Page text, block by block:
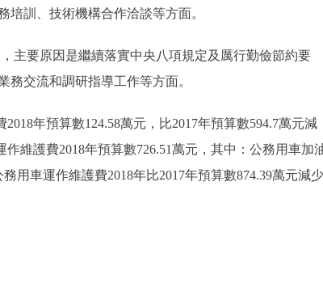
訓、技術機構合作洽談等方面。
主要原因是繼續落實中央八項規定及厲行勤儉節約要
交流和調研指導工作等方面。
年預算數124.58萬元，比2017年預算數594.7萬元減
維護費2018年預算數726.51萬元，其中：公務用車加
用車運作維護費2018年比2017年預算數874.39萬元減少